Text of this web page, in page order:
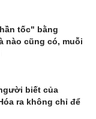
tốc" bằng
nào cũng có, muỗi
biết của
ra không chỉ để